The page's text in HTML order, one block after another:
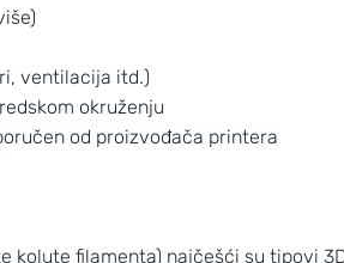
ventilacija itd.)
okruženju
od proizvođača printera
kolute filamenta) najčešći su tipovi